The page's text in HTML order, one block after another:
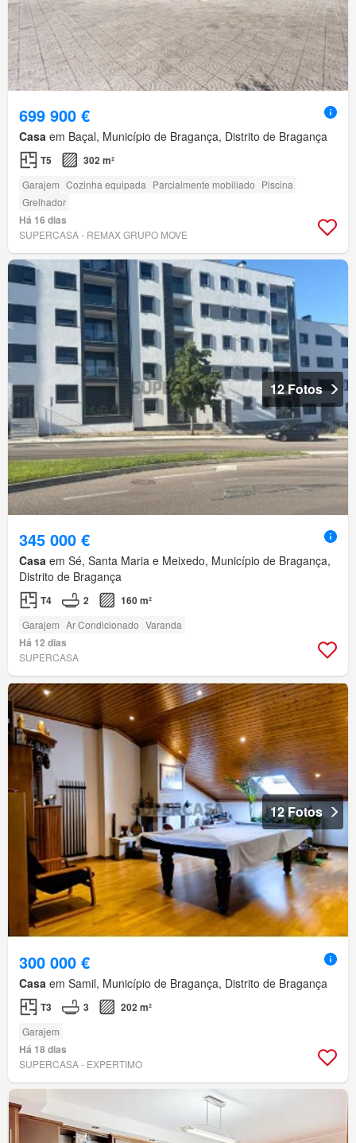
699 900 €
Casa em Baçal, Município de Bragança, Distrito de Bragança
T5 302 m²
Garajem Cozinha equipada Parcialmente mobiliado Piscina
Grelhador
Há 16 dias
SUPERCASA - REMAX GRUPO MOVE
12 Fotos
345 000 €
Casa em Sé, Santa Maria e Meixedo, Município de Bragança,
Distrito de Bragança
T4 2 160 m²
Garajem Ar Condicionado Varanda
Há 12 dias
SUPERCASA
12 Fotos
300 000 €
Casa em Samil, Município de Bragança, Distrito de Bragança
T3 3 202 m²
Garajem
Há 18 dias
SUPERCASA - EXPERTIMO